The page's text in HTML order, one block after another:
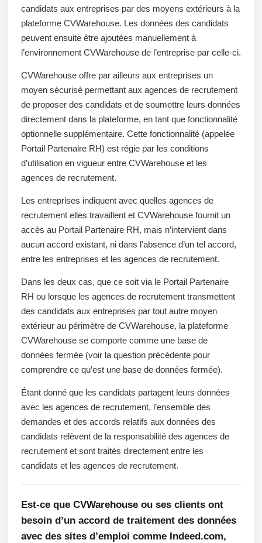
candidats aux entreprises par des moyens extérieurs à la
plateforme CVWarehouse. Les données des candidats
peuvent ensuite être ajoutées manuellement à
l’environnement CVWarehouse de l’entreprise par celle-ci.
CVWarehouse offre par ailleurs aux entreprises un
moyen sécurisé permettant aux agences de recrutement
de proposer des candidats et de soumettre leurs données
directement dans la plateforme, en tant que fonctionnalité
optionnelle supplémentaire. Cette fonctionnalité (appelée
Portail Partenaire RH) est régie par les conditions
d’utilisation en vigueur entre CVWarehouse et les
agences de recrutement.
Les entreprises indiquent avec quelles agences de
recrutement elles travaillent et CVWarehouse fournit un
accès au Portail Partenaire RH, mais n’intervient dans
aucun accord existant, ni dans l’absence d’un tel accord,
entre les entreprises et les agences de recrutement.
Dans les deux cas, que ce soit via le Portail Partenaire
RH ou lorsque les agences de recrutement transmettent
des candidats aux entreprises par tout autre moyen
extérieur au périmètre de CVWarehouse, la plateforme
CVWarehouse se comporte comme une base de
données fermée (voir la question précédente pour
comprendre ce qu’est une base de données fermée).
Étant donné que les candidats partagent leurs données
avec les agences de recrutement, l’ensemble des
demandes et des accords relatifs aux données des
candidats relèvent de la responsabilité des agences de
recrutement et sont traités directement entre les
candidats et les agences de recrutement.
Est-ce que CVWarehouse ou ses clients ont
besoin d’un accord de traitement des données
avec des sites d’emploi comme Indeed.com,